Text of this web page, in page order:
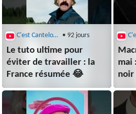
C'est Canteloup • 92 jours
Le tuto ultime pour
éviter de travailler : la
France résumée 😂
mai
noir